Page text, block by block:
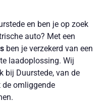
en ben je op zoek
auto? Met een
ben je verzekerd van een
laadoplossing. Wij
bij Duurstede, van de
omliggende